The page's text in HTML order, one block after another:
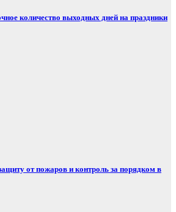
количество выходных дней на праздники
от пожаров и контроль за порядком в